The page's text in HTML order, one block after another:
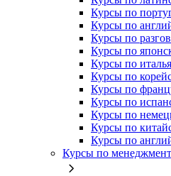
Курсы по
Курсы по
Курсы по
Курсы по
Курсы по
Курсы по
Курсы по
Курсы по
Курсы по
Курсы по
Курсы по
Курсы по